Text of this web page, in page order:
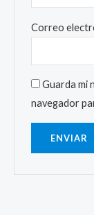
Correo
Guarda mi
navegador